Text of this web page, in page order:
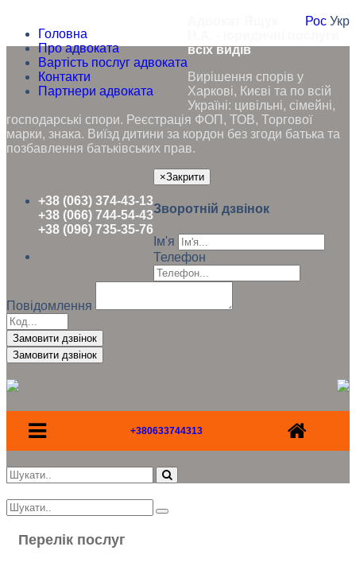
Головна
Про адвоката
Вартість послуг адвоката
Контакти
Партнери адвоката
Рос Укр
всіх видів
Вирішення спорів у
Харкові, Києві та по всій
Україні: цивільні, сімейні,
господарські спори. Реєстрація ФОП, ТОВ, Торгової
марки, знака. Виїзд дитини за кордон без згоди батька та
позбавлення батьківських прав.
+38 (063) 374-43-13
+38 (066) 744-54-43
+38 (096) 735-35-76
×Закрити
Зворотній дзвінок
Ім'я
Телефон
Повідомлення
Замовити дзвінок
+380633744313
Перелік послуг